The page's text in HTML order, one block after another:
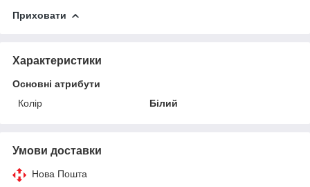
Приховати
Характеристики
Основні атрибути
Колір
Білий
Умови доставки
Нова Пошта